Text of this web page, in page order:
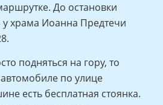
До остановки
храма Иоанна Предтечи
подняться на гору, то
по улице
есть бесплатная стоянка.